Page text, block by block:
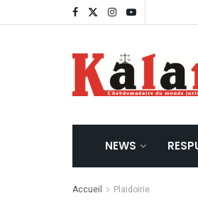
NEWS
Accueil Plaidoirie